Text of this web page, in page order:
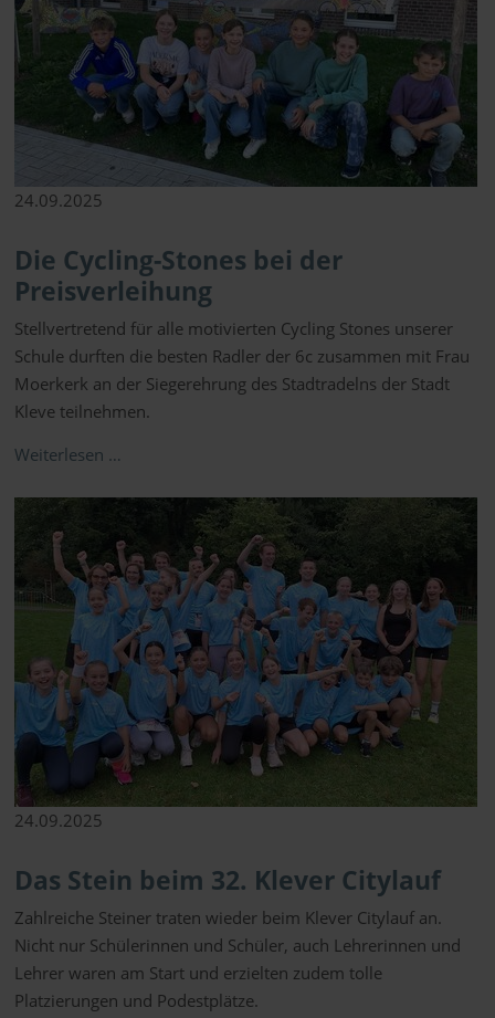
24.09.2025
Die Cycling-Stones bei der
Preisverleihung
Stellvertretend für alle motivierten Cycling Stones unserer
Schule durften die besten Radler der 6c zusammen mit Frau
Moerkerk an der Siegerehrung des Stadtradelns der Stadt
Kleve teilnehmen.
Weiterlesen …
24.09.2025
Das Stein beim 32. Klever Citylauf
Zahlreiche Steiner traten wieder beim Klever Citylauf an.
Nicht nur Schülerinnen und Schüler, auch Lehrerinnen und
Lehrer waren am Start und erzielten zudem tolle
Platzierungen und Podestplätze.